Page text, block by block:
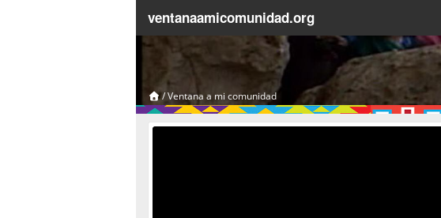
ventanaamicomunidad.org
/Ventana a mi comunidad